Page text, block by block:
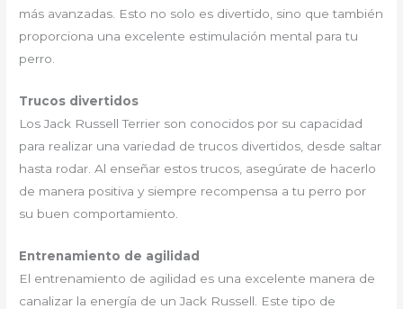
más avanzadas. Esto no solo es divertido, sino que también
proporciona una excelente estimulación mental para tu
perro.
Trucos divertidos
Los Jack Russell Terrier son conocidos por su capacidad
para realizar una variedad de trucos divertidos, desde saltar
hasta rodar. Al enseñar estos trucos, asegúrate de hacerlo
de manera positiva y siempre recompensa a tu perro por
su buen comportamiento.
Entrenamiento de agilidad
El entrenamiento de agilidad es una excelente manera de
canalizar la energía de un Jack Russell. Este tipo de